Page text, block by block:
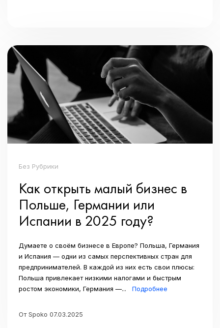
Без Рубрики
Как открыть малый бизнес в
Польше, Германии или
Испании в 2025 году?
Думаете о своём бизнесе в Европе? Польша, Германия
и Испания — одни из самых перспективных стран для
предпринимателей. В каждой из них есть свои плюсы:
Польша привлекает низкими налогами и быстрым
ростом экономики, Германия —...
Подробнее
От Spoko 07.03.2025